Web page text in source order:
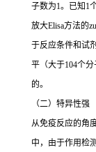
子数为1。已知 1
放大Elisa方法的
于反应条件和试
平（大于104个分
的。
（二）特异性强
从免疫反应的角
中，由于作用检